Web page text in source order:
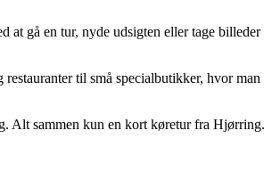
at gå en tur, nyde udsigten eller tage billeder
til små specialbutikker, hvor man
Alt sammen kun en kort køretur fra Hjørring.